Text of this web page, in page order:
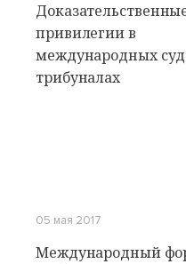
привилегии в
международных
трибуналах
05 мая 2017
Международный